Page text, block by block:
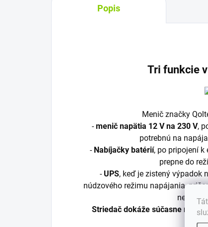
Popis
Tri funkcie
Menič značky
-menič napätia 12 V na 230 V,
potrebnú na
- Nabíjačky batérií, po pripojení k
prepne do
- UPS, keď je zistený výpadok
núdzového režimu napájania,
Striedač dokáže súčasne